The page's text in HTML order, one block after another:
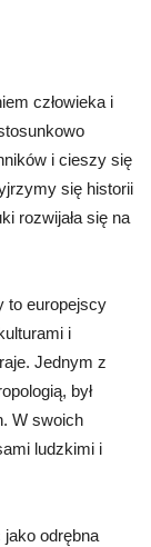
człowieka i
i cieszy się
się historii
rozwijała się na
to europejscy
i
Jednym z
był
W swoich
ludzkimi i
jako odrębna